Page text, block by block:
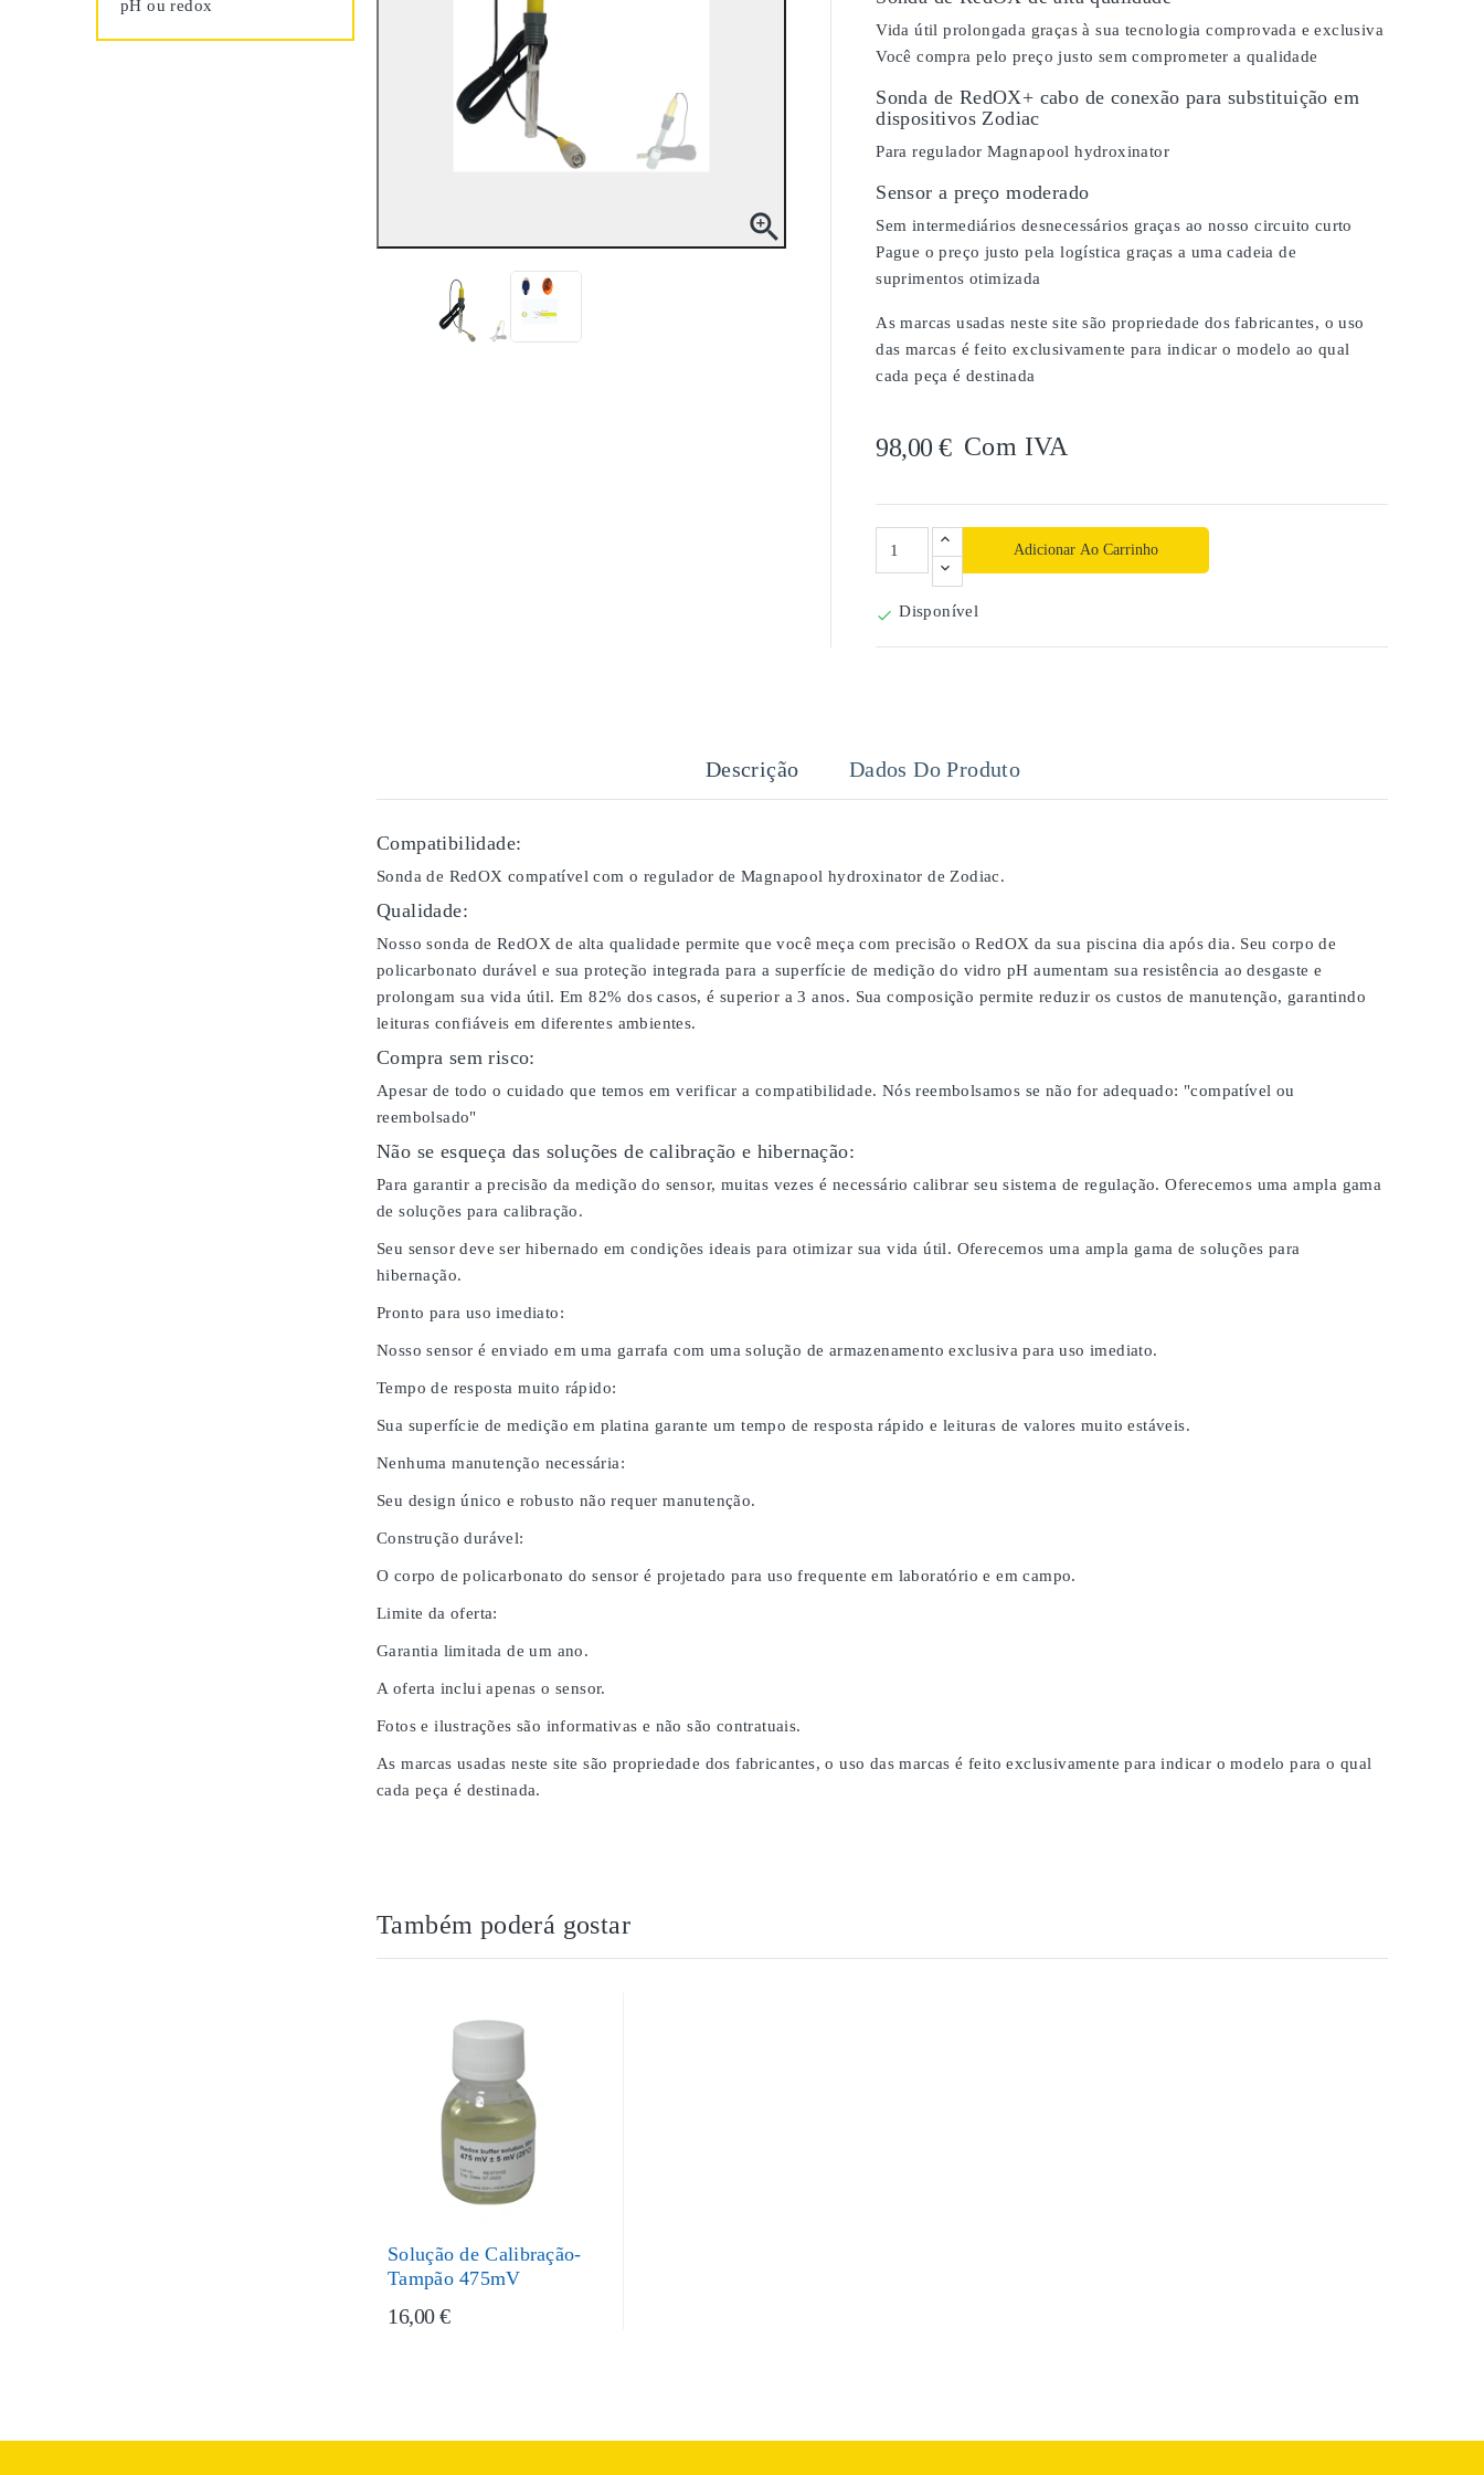
pH ou redox

Vida útil prolongada graças à sua tecnologia comprovada e exclusiva
Você compra pelo preço justo sem comprometer a qualidade
Sonda de RedOX+ cabo de conexão para substituição em
dispositivos Zodiac
Para regulador Magnapool hydroxinator
Sensor a preço moderado
Sem intermediários desnecessários graças ao nosso circuito curto
Pague o preço justo pela logística graças a uma cadeia de
suprimentos otimizada
As marcas usadas neste site são propriedade dos fabricantes, o uso
das marcas é feito exclusivamente para indicar o modelo ao qual
cada peça é destinada
98,00 € Com IVA
Adicionar Ao Carrinho
 Disponível
Descrição Dados Do Produto
Compatibilidade:
Sonda de RedOX compatível com o regulador de Magnapool hydroxinator de Zodiac.
Qualidade:
Nosso sonda de RedOX de alta qualidade permite que você meça com precisão o RedOX da sua piscina dia após dia. Seu corpo de
policarbonato durável e sua proteção integrada para a superfície de medição do vidro pH aumentam sua resistência ao desgaste e
prolongam sua vida útil. Em 82% dos casos, é superior a 3 anos. Sua composição permite reduzir os custos de manutenção, garantindo
leituras confiáveis em diferentes ambientes.
Compra sem risco:
Apesar de todo o cuidado que temos em verificar a compatibilidade. Nós reembolsamos se não for adequado: "compatível ou
reembolsado"
Não se esqueça das soluções de calibração e hibernação:
Para garantir a precisão da medição do sensor, muitas vezes é necessário calibrar seu sistema de regulação. Oferecemos uma ampla gama
de soluções para calibração.
Seu sensor deve ser hibernado em condições ideais para otimizar sua vida útil. Oferecemos uma ampla gama de soluções para
hibernação.
Pronto para uso imediato:
Nosso sensor é enviado em uma garrafa com uma solução de armazenamento exclusiva para uso imediato.
Tempo de resposta muito rápido:
Sua superfície de medição em platina garante um tempo de resposta rápido e leituras de valores muito estáveis.
Nenhuma manutenção necessária:
Seu design único e robusto não requer manutenção.
Construção durável:
O corpo de policarbonato do sensor é projetado para uso frequente em laboratório e em campo.
Limite da oferta:
Garantia limitada de um ano.
A oferta inclui apenas o sensor.
Fotos e ilustrações são informativas e não são contratuais.
As marcas usadas neste site são propriedade dos fabricantes, o uso das marcas é feito exclusivamente para indicar o modelo para o qual
cada peça é destinada.
Também poderá gostar
Solução de Calibração-
Tampão 475mV
16,00 €